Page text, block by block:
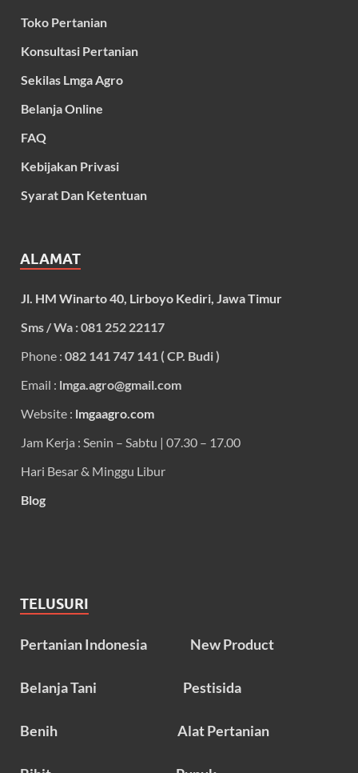
Toko Pertanian
Konsultasi Pertanian
Sekilas Lmga Agro
Belanja Online
FAQ
Kebijakan Privasi
Syarat Dan Ketentuan
ALAMAT
Jl. HM Winarto 40, Lirboyo Kediri, Jawa Timur
Sms / Wa : 081 252 22117
Phone : 082 141 747 141 ( CP. Budi )
Email : lmga.agro@gmail.com
Website : lmgaagro.com
Jam Kerja : Senin – Sabtu | 07.30 – 17.00
Hari Besar & Minggu Libur
Blog
TELUSURI
Pertanian Indonesia New Product
Belanja Tani Pestisida
Benih Alat Pertanian